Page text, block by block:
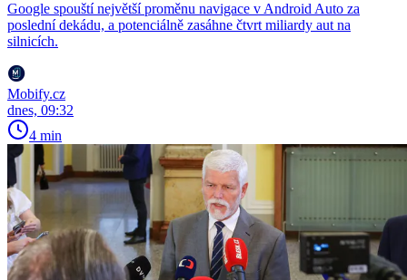
Google spouští největší proměnu navigace v Android Auto za
poslední dekádu, a potenciálně zasáhne čtvrt miliardy aut na
silnicích.
Mobify.cz
dnes, 09:32
4 min